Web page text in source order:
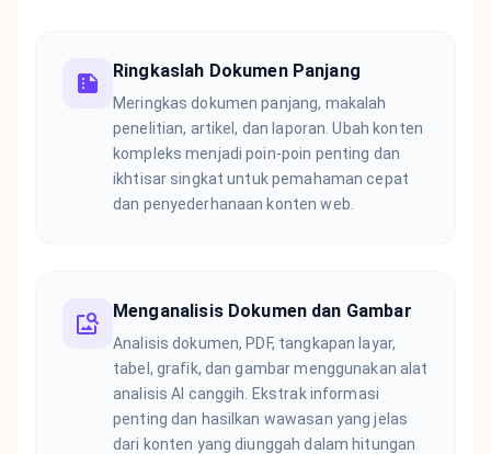
Ringkaslah Dokumen Panjang
Meringkas dokumen panjang, makalah
penelitian, artikel, dan laporan. Ubah konten
kompleks menjadi poin-poin penting dan
ikhtisar singkat untuk pemahaman cepat
dan penyederhanaan konten web.
Menganalisis Dokumen dan Gambar
Analisis dokumen, PDF, tangkapan layar,
tabel, grafik, dan gambar menggunakan alat
analisis AI canggih. Ekstrak informasi
penting dan hasilkan wawasan yang jelas
dari konten yang diunggah dalam hitungan